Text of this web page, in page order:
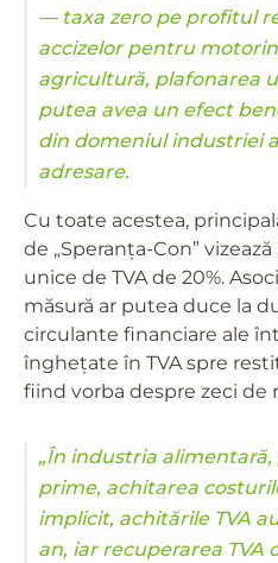
— taxa zero pe profitul
accizelor pentru
agricultură, plafonarea
putea avea un efect
din domeniul industriei
adresare.
Cu toate acestea,
de „Speranța-Con”
unice de TVA de 20%.
măsură ar putea duce la
circulante financiare ale
înghețate în TVA spre
fiind vorba despre zeci de
„În industria
prime, achitarea
implicit, achitările TVA
an, iar recuperarea TVA